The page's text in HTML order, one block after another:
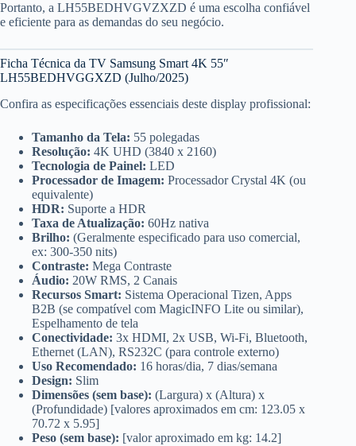
Portanto, a LH55BEDHVGVZXZD é uma escolha confiável
e eficiente para as demandas do seu negócio.
Ficha Técnica da TV Samsung Smart 4K 55″
LH55BEDHVGGXZD (Julho/2025)
Confira as especificações essenciais deste display profissional:
Tamanho da Tela: 55 polegadas
Resolução: 4K UHD (3840 x 2160)
Tecnologia de Painel: LED
Processador de Imagem: Processador Crystal 4K (ou
equivalente)
HDR: Suporte a HDR
Taxa de Atualização: 60Hz nativa
Brilho: (Geralmente especificado para uso comercial,
ex: 300-350 nits)
Contraste: Mega Contraste
Áudio: 20W RMS, 2 Canais
Recursos Smart: Sistema Operacional Tizen, Apps
B2B (se compatível com MagicINFO Lite ou similar),
Espelhamento de tela
Conectividade: 3x HDMI, 2x USB, Wi-Fi, Bluetooth,
Ethernet (LAN), RS232C (para controle externo)
Uso Recomendado: 16 horas/dia, 7 dias/semana
Design: Slim
Dimensões (sem base): (Largura) x (Altura) x
(Profundidade) [valores aproximados em cm: 123.05 x
70.72 x 5.95]
Peso (sem base): [valor aproximado em kg: 14.2]